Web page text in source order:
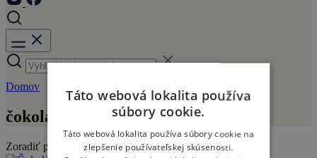
Domov
čokoládové mlieko
Zoradiť podľa:
Táto webová lokalita používa
súbory cookie.
Táto webová lokalita používa súbory cookie na
zlepšenie používateľskej skúsenosti.